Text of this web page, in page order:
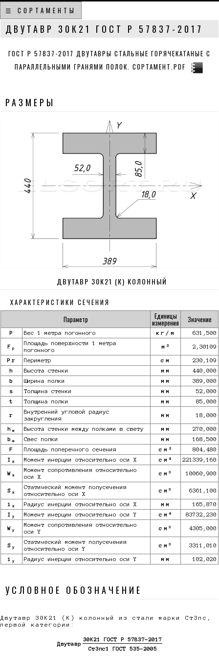
☰ СОРТАМЕНТЫ
ДВУТАВР 30К21 ГОСТ Р 57837-2017
ГОСТ Р 57837-2017 ДВУТАВРЫ СТАЛЬНЫЕ ГОРЯЧЕКАТАНЫЕ С
ПАРАЛЛЕЛЬНЫМИ ГРАНЯМИ ПОЛОК. СОРТАМЕНТ.PDF
РАЗМЕРЫ
ДВУТАВР 30К21 (К) КОЛОННЫЙ
ХАРАКТЕРИСТИКИ СЕЧЕНИЯ
Параметр
Единицы
измерения Значение
P Вес 1 метра погонного кг/м 631,500
F p
Площадь поверхности 1 метра
погонного
м 2 2,30109
Pr Периметр см
230,109
h
Высота стенки мм
440,000
b
Ширина полки мм
389,000
s
Толщина стенки мм
52,000
t
Толщина полки мм 85,000
r
Внутренний угловой радиус
закругления
мм 18,000
h w Высота стенки между полками в свету мм
270,000
b w Свес полки мм
168,500
F
Площадь поперечного сечения см 2
804,480
I x Момент инерции относительно оси X см 4 221339,160
W x
Момент сопротивления относительно
оси X
см 3 10060,900
S x
Статический момент полусечения
относительно оси X
см 3 6361,100
i x Радиус инерции относительно оси X мм
165,870
I y Момент инерции относительно оси Y см 4 83732,230
W y
Момент сопротивления относительно
оси Y
см 3 4305,000
S y
Статический момент полусечения
относительно оси Y
см 3 3311,010
i y Радиус инерции относительно оси Y мм 102,020
УСЛОВНОЕ ОБОЗНАЧЕНИЕ
Двутавр 30К21 (К) колонный из стали марки Ст3пс,
первой категории:
Двутавр
30К21 ГОСТ Р 57837-2017
Ст3пс1 ГОСТ 535-2005